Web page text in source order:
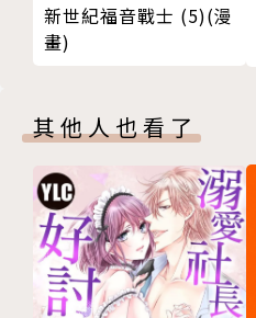
新世紀福音戰士 (5)(漫
畫)
其他人也看了